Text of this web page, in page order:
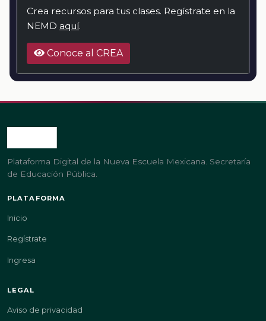
Crea recursos para tus clases. Regístrate en la
NEMD aquí.
Conoce al CREA
Plataforma Digital de la Nueva Escuela Mexicana. Secretaría
de Educación Pública.
PLATAFORMA
Inicio
Regístrate
Ingresa
LEGAL
Aviso de privacidad